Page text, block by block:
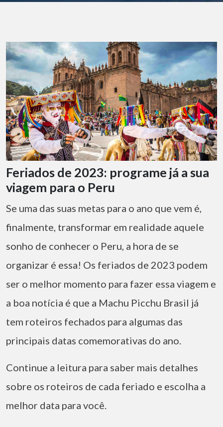
Feriados de 2023: programe já a sua
viagem para o Peru
Se uma das suas metas para o ano que vem é,
finalmente, transformar em realidade aquele
sonho de conhecer o Peru, a hora de se
organizar é essa! Os feriados de 2023 podem
ser o melhor momento para fazer essa viagem e
a boa notícia é que a Machu Picchu Brasil já
tem roteiros fechados para algumas das
principais datas comemorativas do ano.
Continue a leitura para saber mais detalhes
sobre os roteiros de cada feriado e escolha a
melhor data para você.